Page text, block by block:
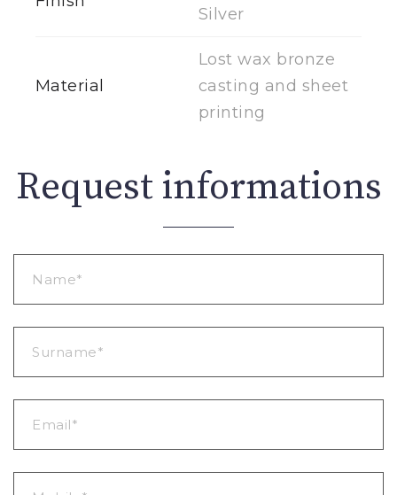
Silver
Material
Lost wax bronze
casting and sheet
printing
Request informations